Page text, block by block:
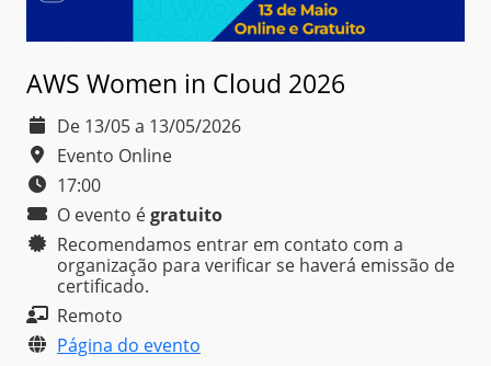
AWS Women in Cloud 2026
De 13/05 a 13/05/2026
Evento Online
17:00
O evento égratuito
Recomendamos entrar em contato com a
organização para verificar se haverá emissão de
certificado.
Remoto
Página do evento